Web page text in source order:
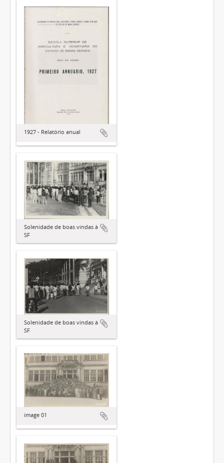
1927 - Relatório anual
Solenidade de boas vindas à
SF
Solenidade de boas vindas à
SF
image 01